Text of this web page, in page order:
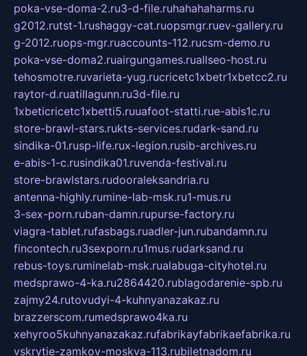
poka-vse-doma-2.ru3-d-file.ruhahahaharms.ru
g2012.rutst-1.rushaggy-cat.ruopsmgr.ruev-gallery.ru
g-2012.ruops-mgr.ruaccounts-112.rucsm-demo.ru
poka-vse-doma2.ruairgungames.ruallseo-host.ru
tehosmotre.ruvarieta-yug.rucricetc1xbetr1xbetcc2.ru
raytor-d.ruatillagunn.ru3d-file.ru
1xbeticricetc1xbetti5.ruuafoot-statti.rue-abis1c.ru
store-brawl-stars.rukts-services.rudark-sand.ru
sindika-01.rusp-life.rux-legion.rusib-archives.ru
e-abis-1-c.rusindika01.ruvenda-festival.ru
store-brawlstars.rudooraleksandria.ru
antenna-highly.rumine-lab-msk.ru1-mus.ru
3-sex-porn.ruban-damn.rupurse-factory.ru
viagra-tablet.rufasbags.ruadler-jun.rubandamn.ru
fincontech.ru3sexporn.ru1mus.rudarksand.ru
rebus-toys.ruminelab-msk.rualabuga-cityhotel.ru
medsprawo-4-ka.ru2864420.rublagodarenie-spb.ru
zajmy24.rutovudyi-4-kuhnyanazakaz.ru
brazzerscom.rumedsprawo4ka.ru
xehyroo5kuhnyanazakaz.rufabrikayfabrikaefabrika.ru
vskrytie-zamkov-moskva-113.rubiletnadom.ru